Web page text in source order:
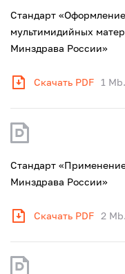
Стандарт
мультимидийных
Минздрава России»
Скачать PDF 1 Mb.
Стандарт
Минздрава России»
Скачать PDF 2 Mb.